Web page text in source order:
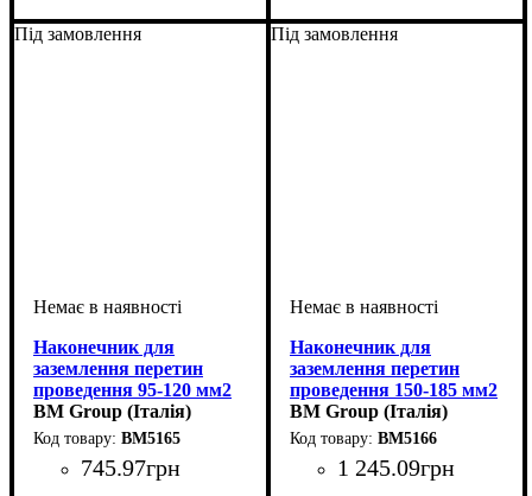
наконечник
35-50
наконечник
70-95
Під замовлення
Наконечник для
заземлення перетин
проведення 95-120 мм2
BM Group (Італія)
BM5165
745.97грн
Під замовлення
Наконечник для
заземлення перетин
проведення 150-185 мм2
BM Group (Італія)
BM5166
1 245.09грн